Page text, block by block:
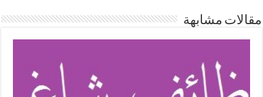
مقالات مشابهة